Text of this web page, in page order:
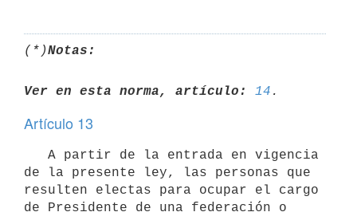
(*)Notas:
Ver en esta norma, artículo: 14
Artículo 13
de la presente ley, las personas que
resulten electas para ocupar el cargo
de Presidente de una federación o